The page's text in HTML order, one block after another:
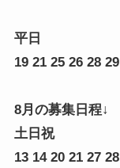
平日
19 21 25 26 28 29
8月の募集日程↓
土日祝
13 14 20 21 27 28